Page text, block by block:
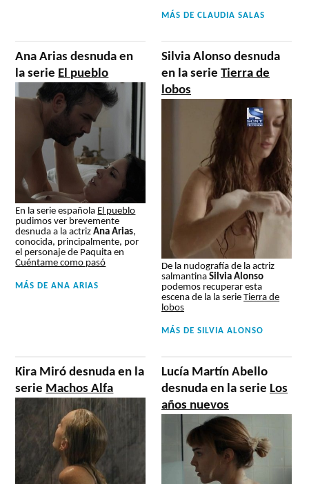
MÁS DECLAUDIA SALAS
Ana Arias desnuda en
la serie El pueblo
En la serie española El pueblo
pudimos ver brevemente
desnuda a la actrizAna Arias,
conocida, principalmente, por
el personaje de Paquita en
Cuéntame como pasó
MÁS DEANA ARIAS
Silvia Alonso desnuda
en la serieTierra de
lobos
De la nudografía de la actriz
salmantinaSilvia Alonso
podemos recuperar esta
escena de la la serieTierra de
lobos
MÁS DESILVIA ALONSO
Kira Miró desnuda en la
serie Machos Alfa
Lucía Martín Abello
desnuda en la serie Los
años nuevos